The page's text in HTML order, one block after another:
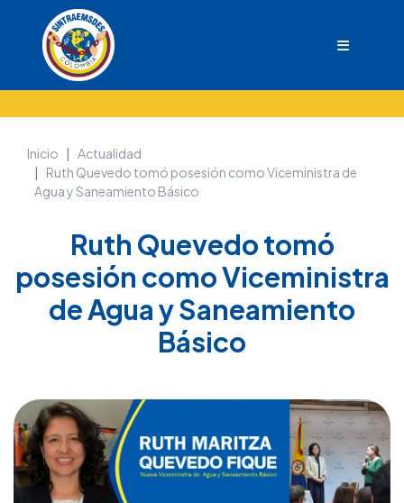
Inicio
Actualidad
Ruth Quevedo tomó posesión como Viceministra de
Agua y Saneamiento Básico
Ruth Quevedo tomó
posesión como Viceministra
de Agua y Saneamiento
Básico